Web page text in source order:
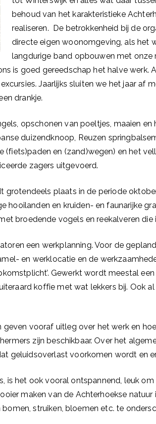
behoud van het karakteristieke
realiseren. De betrokkenheid bij de
directe eigen woonomgeving, als het
langdurige band opbouwen met onze
is goed gereedschap het halve werk.
Jaarlijks sluiten we het jaar af
drankje.
opschonen van poeltjes, maaien
duizendknoop, Reuzen
en (zand)wegen) en het
zagers uitgevoerd.
grotendeels plaats in de periode
hooilanden en kruiden- en faunarijke
broedende vogels en reekalveren
een werkplanning. Voor de
en werklocatie en de
Gewerkt wordt meestal
koffie met wat lekkers bij. Ook
vooraf uitleg over het werk en
zijn beschikbaar. Over het
geluidsoverlast voorkomen wordt en
het ook vooral ontspannend, leuk
maken van de Achterhoekse
struiken, bloemen etc. te